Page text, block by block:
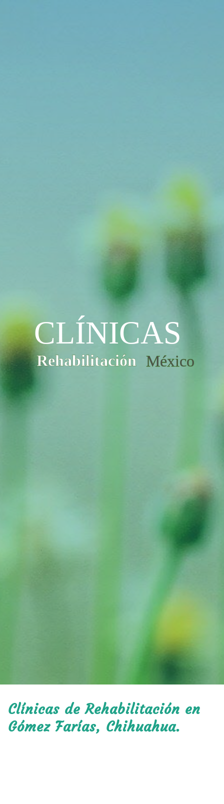
Clínicas de Rehabilitación en
Gómez Farías, Chihuahua.